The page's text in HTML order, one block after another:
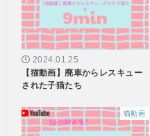
2024.01.25
【猫動画】廃車からレスキュー
された子猫たち
猫動画